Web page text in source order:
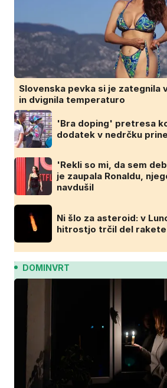
Slovenska pevka si je zategnila
in dvignila temperaturo
'Bra doping' pretresa
dodatek v nedrčku
'Rekli so mi, da sem
je zaupala Ronaldu,
navdušil
Ni šlo za asteroid: v
hitrostjo trčil del rakete
DOMINVRT